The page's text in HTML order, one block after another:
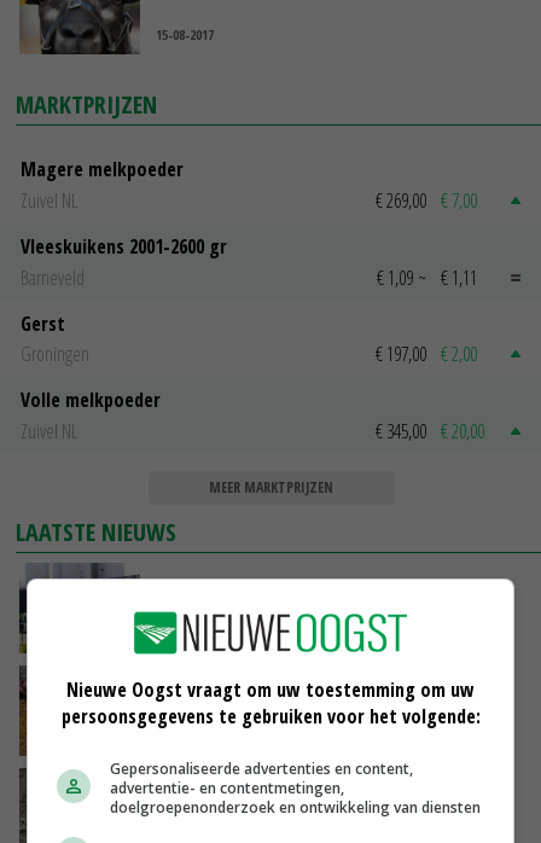
15-08-2017
MARKTPRIJZEN
Magere melkpoeder
Zuivel NL
€ 269,00 € 7,00
Vleeskuikens 2001-2600 gr
Barneveld
€ 1,09 ~ € 1,11
Gerst
Groningen
€ 197,00 € 2,00
Volle melkpoeder
Zuivel NL
€ 345,00 € 20,00
MEER MARKTPRIJZEN
LAATSTE NIEUWS
Gemiddelde Europese melkprijs daalt licht in
juni
VANDAAG, 17:04
Frans onderzoekcentrum bestrijkt hele
varkensvleesketen
Emmeloord noteert eerste zaaiuien op
maximaal 20 euro
Nieuwe Oogst vraagt om uw toestemming om uw
persoonsgegevens te gebruiken voor het volgende:
Gepersonaliseerde advertenties en content,
advertentie- en contentmetingen,
doelgroepenonderzoek en ontwikkeling van diensten